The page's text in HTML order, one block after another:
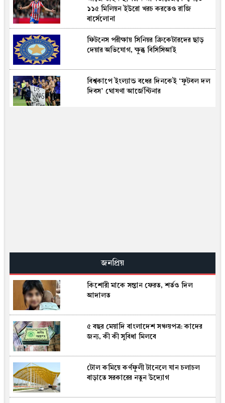
১১৫ মিলিয়ন ইউরো খরচ করতেও রাজি
বার্সেলোনা
ফিটনেস পরীক্ষায় সিনিয়র ক্রিকেটার‌দের ছাড়
দেয়ার অভিযোগ, ক্ষুব্ধ বিসিসিআই
বিশ্বকা‌পে ইংল্যান্ড বধের দিনকেই ‘ফুটবল দল
দিবস’ ঘোষণা আর্জেন্টিনার
ডলার রেমিট্যান্স
জুলাই ৩৬ স্মৃতি জাদুঘর: উন্মুক্তের পরদিনই
বৃষ্টিকে উপেক্ষা করে দর্শনার্থীদের ঢল
মির্জা ফখরুলই কি বঙ্গভবনের নতুন বাসিন্দা
হচ্ছেন?
নারী আসনের এমপিকে আসিফ মাহমুদের
আইনি নোটিশ
জনপ্রিয়
কিশোরী মাকে সন্তান ফেরত, শর্তও দিল
আদালত
৫ বছর মেয়াদি বাংলাদেশ সঞ্চয়পত্র: কাদের
জন্য, কী কী সুবিধা মিলবে
টোল কমিয়ে কর্ণফুলী টানেলে যান চলাচল
বাড়াতে সরকারের নতুন উদ্যোগ